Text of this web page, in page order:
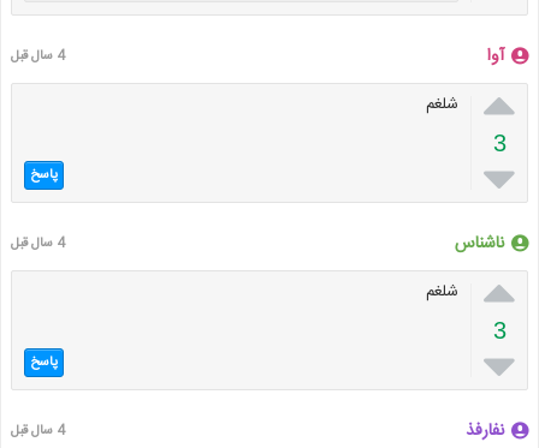
آوا 4 سال قبل

3

شلغم
پاسخ
ناشناس 4 سال قبل

3

شلغم
پاسخ
نفارفذ 4 سال قبل